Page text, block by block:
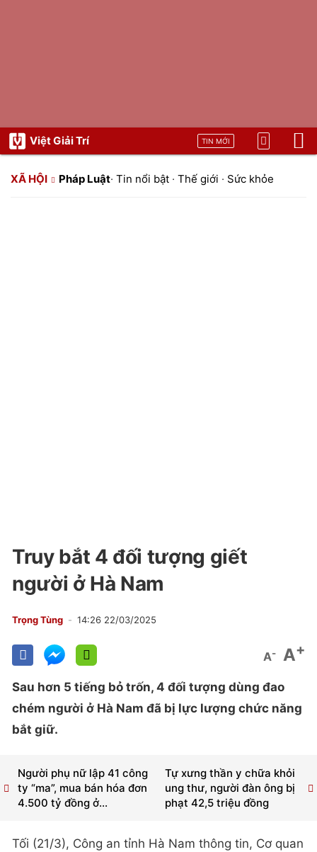
Việt Giải Trí TIN MỚI
XÃ HỘI Pháp Luật· Tin nổi bật · Thế giới · Sức khỏe
Truy bắt 4 đối tượng giết
người ở Hà Nam
Trọng Tùng 14:26 22/03/2025
A- A+
Sau hơn 5 tiếng bỏ trốn, 4 đối tượng dùng đao
chém người ở Hà Nam đã bị lực lượng chức năng
bắt giữ.
Tự xưng thần y chữa khỏi
ung thư, người đàn ông bị
phạt 42,5 triệu đồng
Người phụ nữ lập 41 công
ty “ma”, mua bán hóa đơn
4.500 tỷ đồng ở...
Tối (21/3), Công an tỉnh Hà Nam thông tin, Cơ quan